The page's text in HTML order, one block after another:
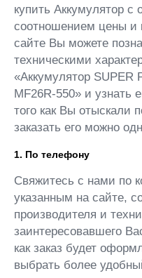
купить Аккумулятор с
соотношением цены и
сайте Вы можете
техническими
«Аккумулятор SUPER
MF26R-550» и узнать
того как Вы отыскали
заказать его можно
1. По телефону
Свяжитесь с нами по
указанным на сайте,
производителя и
заинтересовавшего
как заказ будет
выбрать более